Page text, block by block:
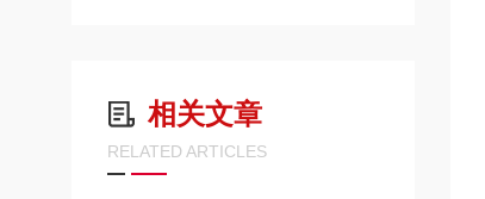
相关文章
RELATED ARTICLES